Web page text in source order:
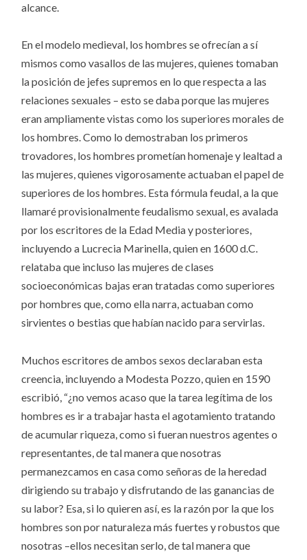
alcance.
En el modelo medieval, los hombres se ofrecían a sí
mismos como vasallos de las mujeres, quienes tomaban
la posición de jefes supremos en lo que respecta a las
relaciones sexuales – esto se daba porque las mujeres
eran ampliamente vistas como los superiores morales de
los hombres. Como lo demostraban los primeros
trovadores, los hombres prometían homenaje y lealtad a
las mujeres, quienes vigorosamente actuaban el papel de
superiores de los hombres. Esta fórmula feudal, a la que
llamaré provisionalmente feudalismo sexual, es avalada
por los escritores de la Edad Media y posteriores,
incluyendo a Lucrecia Marinella, quien en 1600 d.C.
relataba que incluso las mujeres de clases
socioeconómicas bajas eran tratadas como superiores
por hombres que, como ella narra, actuaban como
sirvientes o bestias que habían nacido para servirlas.
Muchos escritores de ambos sexos declaraban esta
creencia, incluyendo a Modesta Pozzo, quien en 1590
escribió, “¿no vemos acaso que la tarea legítima de los
hombres es ir a trabajar hasta el agotamiento tratando
de acumular riqueza, como si fueran nuestros agentes o
representantes, de tal manera que nosotras
permanezcamos en casa como señoras de la heredad
dirigiendo su trabajo y disfrutando de las ganancias de
su labor? Esa, si lo quieren así, es la razón por la que los
hombres son por naturaleza más fuertes y robustos que
nosotras –ellos necesitan serlo, de tal manera que